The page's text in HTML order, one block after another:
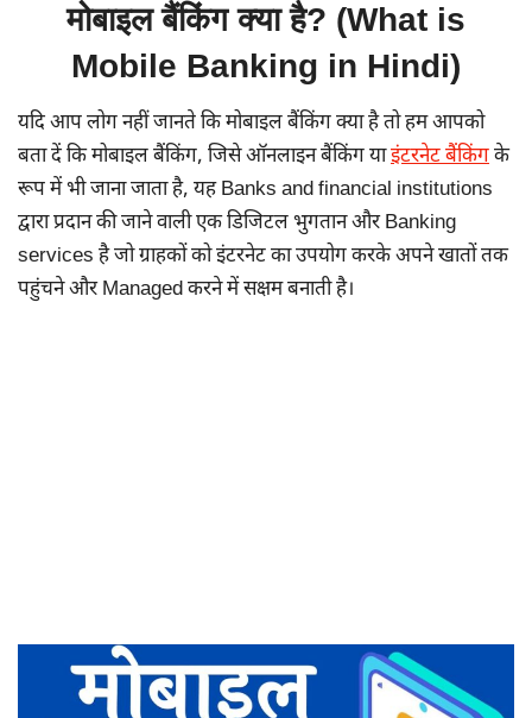
मोबाइल बैंकिंग क्या है? (What is
Mobile Banking in Hindi)
यदि आप लोग नहीं जानते कि मोबाइल बैंकिंग क्या है तो हम आपको
बता दें कि मोबाइल बैंकिंग, जिसे ऑनलाइन बैंकिंग याइंटरनेट बैंकिंगके
रूप में भी जाना जाता है, यह Banks and financial institutions
द्वारा प्रदान की जाने वाली एक डिजिटल भुगतान और Banking
services है जो ग्राहकों को इंटरनेट का उपयोग करके अपने खातों तक
पहुंचने और Managed करने में सक्षम बनाती है।